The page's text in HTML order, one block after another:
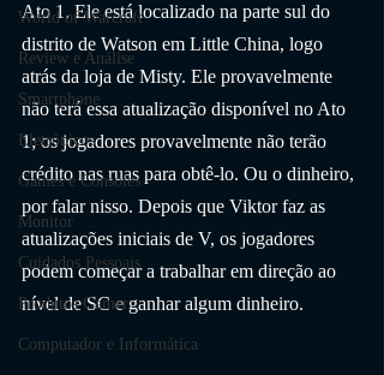
World of Warcraft
Review e Análise
Smartphone
Eletrônicos
Games e Consoles
Monitor
Cuidados Pessoais
Produtos Gamer
Computador e Informática
Ato 1. Ele está localizado na parte sul do
distrito de Watson em Little China, logo
atrás da loja de Misty. Ele provavelmente
não terá essa atualização disponível no Ato
1; os jogadores provavelmente não terão
crédito nas ruas para obtê-lo. Ou o dinheiro,
por falar nisso. Depois que Viktor faz as
atualizações iniciais de V, os jogadores
podem começar a trabalhar em direção ao
nível de SC e ganhar algum dinheiro.